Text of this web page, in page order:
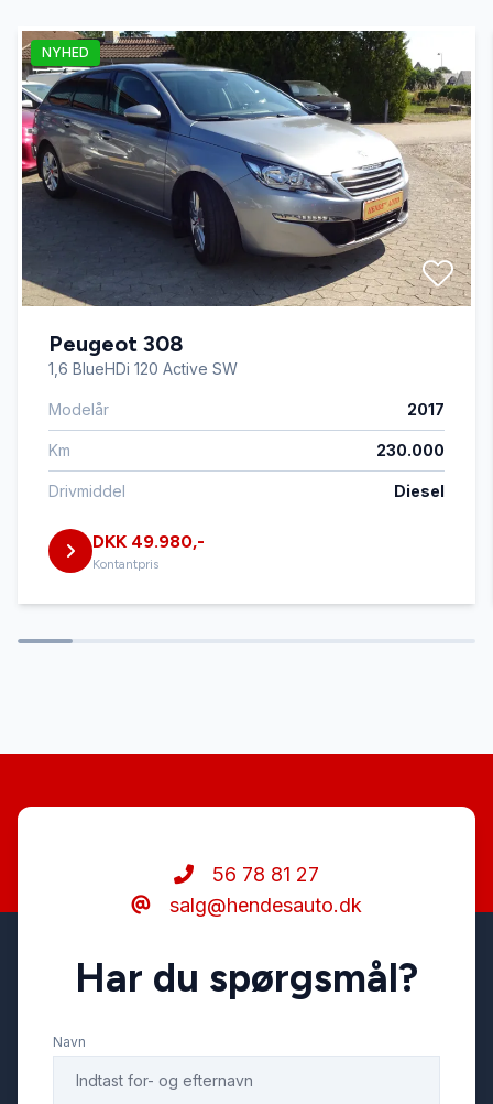
Fuldautomatisk klimaanlæg
Højdejusterbart førersæde
Infocenter
Kørecomputer
Parkeringssensor bagved
Servostyring
Splitbagsæder
NYHED
Peugeot 308
1,6 BlueHDi 120 Active SW
Modelår 2017
Km 230.000
Drivmiddel Diesel
DKK 49.980,-
Kontantpris
56 78 81 27
salg@hendesauto.dk
Har du spørgsmål?
Navn